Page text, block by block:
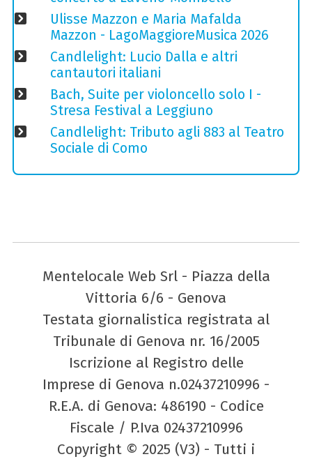
Ulisse Mazzon e Maria Mafalda
Mazzon - LagoMaggioreMusica 2026
Candlelight: Lucio Dalla e altri
cantautori italiani
Bach, Suite per violoncello solo I -
Stresa Festival a Leggiuno
Candlelight: Tributo agli 883 al Teatro
Sociale di Como
Mentelocale Web Srl - Piazza della
Vittoria 6/6 - Genova
Testata giornalistica registrata al
Tribunale di Genova nr. 16/2005
Iscrizione al Registro delle
Imprese di Genova n.02437210996 -
R.E.A. di Genova: 486190 - Codice
Fiscale / P.Iva 02437210996
Copyright © 2025 (V3) - Tutti i